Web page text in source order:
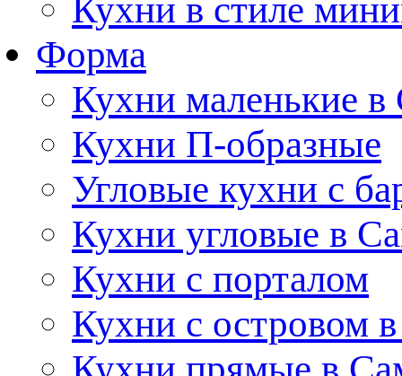
Кухни в стиле
Форма
Кухни маленькие в
Кухни П-образные
Угловые кухни с
Кухни угловые в
Кухни с порталом
Кухни с островом